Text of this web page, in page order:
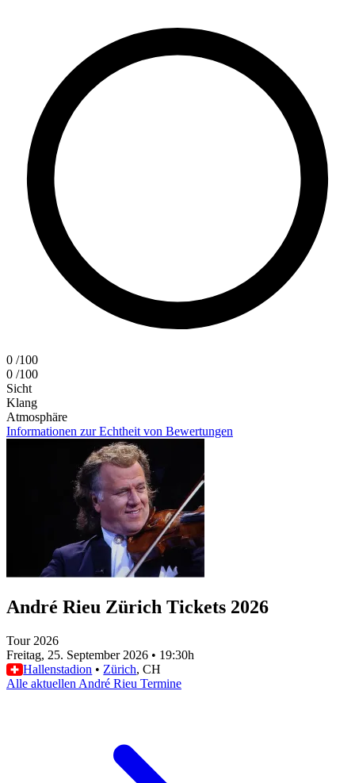
0 /100
0 /100
Sicht
Klang
Atmosphäre
Informationen zur Echtheit von Bewertungen
André Rieu Zürich Tickets 2026
Tour 2026
Freitag, 25. September 2026 • 19:30h
Hallenstadion • Zürich, CH
Alle aktuellen André Rieu Termine